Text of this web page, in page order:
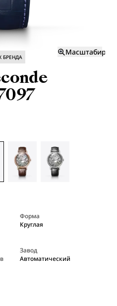
БРЕНДА
Форма
Круглая
Завод
Автоматический